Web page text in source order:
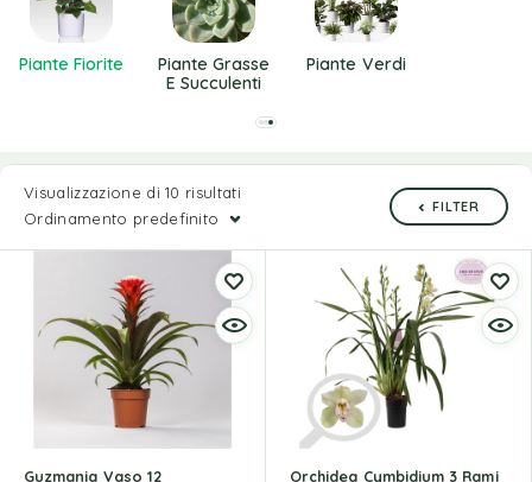
Piante Fiorite
Piante Grasse
E Succulenti
Piante Verdi
Visualizzazione di 10 risultati
Ordinamento predefinito
FILTER
Guzmania Vaso 12 Orchidea Cymbidium 3 Rami